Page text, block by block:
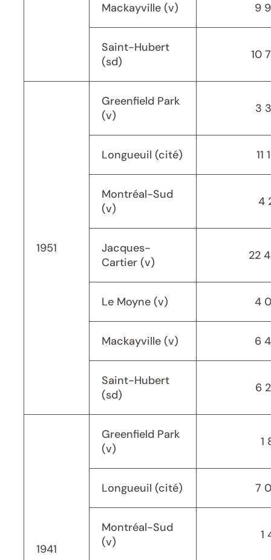
Mackayville (v) 9
Saint-Hubert
(sd)
10
1951
Greenfield Park
(v)
3
Longueuil (cité) 11
Montréal-Sud
(v)
4
Jacques-
Cartier (v)
22
Le Moyne (v) 4
Mackayville (v) 6
Saint-Hubert
(sd)
6
1941
Greenfield Park
(v)
1
Longueuil (cité) 7
Montréal-Sud
(v)
1